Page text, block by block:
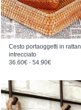
Cesto portaoggetti in rattan
intrecciato
36.60€ - 54.90€Fascia di prezzo: da 36.60€ a 54.90€